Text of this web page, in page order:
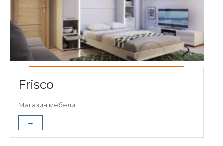
Frisco
Магазин мебели
→